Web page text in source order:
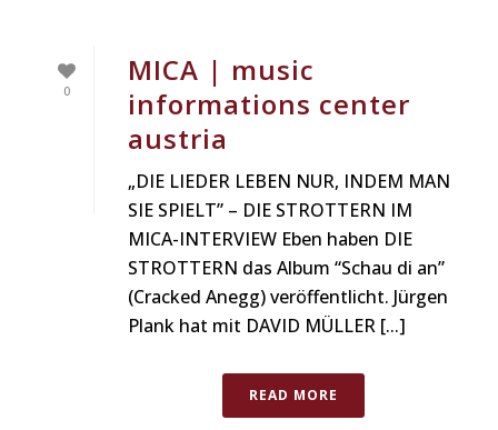
0
MICA | music
informations center
austria
„DIE LIEDER LEBEN NUR, INDEM MAN
SIE SPIELT” – DIE STROTTERN IM
MICA-INTERVIEW Eben haben DIE
STROTTERN das Album “Schau di an”
(Cracked Anegg) veröffentlicht. Jürgen
Plank hat mit DAVID MÜLLER [...]
READ MORE